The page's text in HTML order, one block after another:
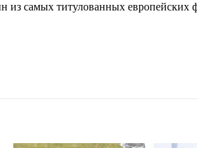
самых титулованных